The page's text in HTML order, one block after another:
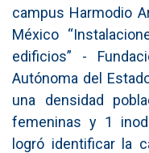
campus Harmodio
México
edificios” -
Autónoma del
una densidad
femeninas y 1
logró identificar la